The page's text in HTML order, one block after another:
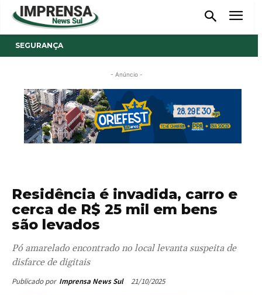
SEGURANÇA
- Anúncio -
Residência é invadida, carro e
cerca de R$ 25 mil em bens
são levados
Pó amarelado encontrado no local levanta suspeita de
disfarce de digitais
Publicado por Imprensa News Sul 21/10/2025